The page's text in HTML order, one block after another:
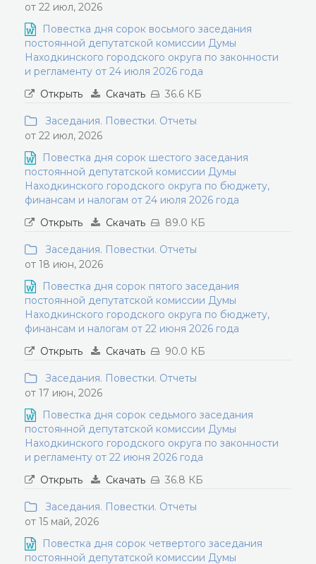
от 22 июл, 2026
Повестка дня сорок восьмого заседания
постоянной депутатской комиссии Думы
Находкинского городского округа по законности
и регламенту от 24 июля 2026 года
Открыть
Скачать 36.6 КБ
Заседания. Повестки. Отчеты
от 22 июл, 2026
Повестка дня сорок шестого заседания
постоянной депутатской комиссии Думы
Находкинского городского округа по бюджету,
финансам и налогам от 24 июля 2026 года
Открыть
Скачать 89.0 КБ
Заседания. Повестки. Отчеты
от 18 июн, 2026
Повестка дня сорок пятого заседания
постоянной депутатской комиссии Думы
Находкинского городского округа по бюджету,
финансам и налогам от 22 июня 2026 года
Открыть
Скачать 90.0 КБ
Заседания. Повестки. Отчеты
от 17 июн, 2026
Повестка дня сорок седьмого заседания
постоянной депутатской комиссии Думы
Находкинского городского округа по законности
и регламенту от 22 июня 2026 года
Открыть
Скачать 36.8 КБ
Заседания. Повестки. Отчеты
от 15 май, 2026
Повестка дня сорок четвертого заседания
постоянной депутатской комиссии Думы